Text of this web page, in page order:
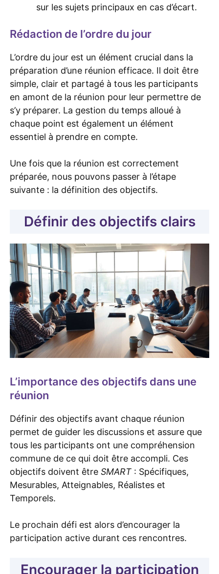
sur les sujets principaux en cas d’écart.
Rédaction de l’ordre du jour
L’ordre du jour est un élément crucial dans la
préparation d’une réunion efficace. Il doit être
simple, clair et partagé à tous les participants
en amont de la réunion pour leur permettre de
s’y préparer. La gestion du temps alloué à
chaque point est également un élément
essentiel à prendre en compte.
Une fois que la réunion est correctement
préparée, nous pouvons passer à l’étape
suivante : la définition des objectifs.
Définir des objectifs clairs
L’importance des objectifs dans une
réunion
Définir des objectifs avant chaque réunion
permet de guider les discussions et assure que
tous les participants ont une compréhension
commune de ce qui doit être accompli. Ces
objectifs doivent être SMART : Spécifiques,
Mesurables, Atteignables, Réalistes et
Temporels.
Le prochain défi est alors d’encourager la
participation active durant ces rencontres.
Encourager la participation